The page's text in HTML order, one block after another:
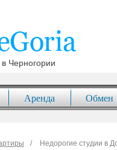
Черногории
Аренда Обмен
Недорогие студии в